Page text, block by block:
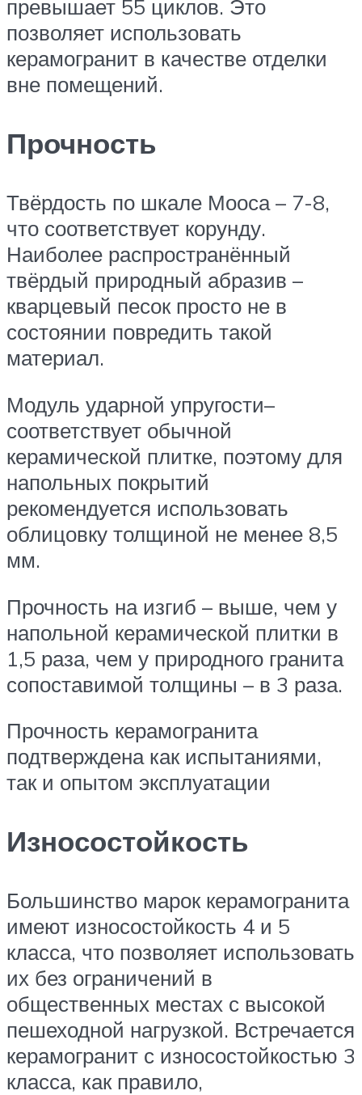
превышает 55 циклов. Это
позволяет использовать
керамогранит в качестве отделки
вне помещений.
Прочность
Твёрдость по шкале Мооса – 7-8,
что соответствует корунду.
Наиболее распространённый
твёрдый природный абразив –
кварцевый песок просто не в
состоянии повредить такой
материал.
Модуль ударной упругости–
соответствует обычной
керамической плитке, поэтому для
напольных покрытий
рекомендуется использовать
облицовку толщиной не менее 8,5
мм.
Прочность на изгиб – выше, чем у
напольной керамической плитки в
1,5 раза, чем у природного гранита
сопоставимой толщины – в 3 раза.
Прочность керамогранита
подтверждена как испытаниями,
так и опытом эксплуатации
Износостойкость
Большинство марок керамогранита
имеют износостойкость 4 и 5
класса, что позволяет использовать
их без ограничений в
общественных местах с высокой
пешеходной нагрузкой. Встречается
керамогранит с износостойкостью 3
класса, как правило,